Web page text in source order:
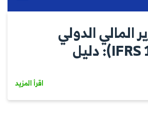
المالي الدولي
رقم 18 (IFRS 18): دليل
اقرأ المزيد